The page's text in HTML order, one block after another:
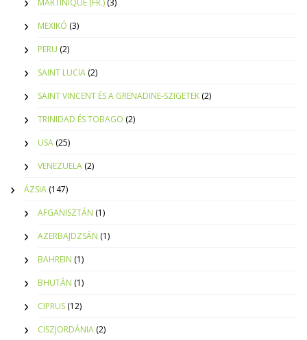
MARTINIQUE (FR.) (3)
MEXIKÓ (3)
PERU (2)
SAINT LUCIA (2)
SAINT VINCENT ÉS A GRENADINE-SZIGETEK (2)
TRINIDAD ÉS TOBAGO (2)
USA (25)
VENEZUELA (2)
ÁZSIA (147)
AFGANISZTÁN (1)
AZERBAJDZSÁN (1)
BAHREIN (1)
BHUTÁN (1)
CIPRUS (12)
CISZJORDÁNIA (2)